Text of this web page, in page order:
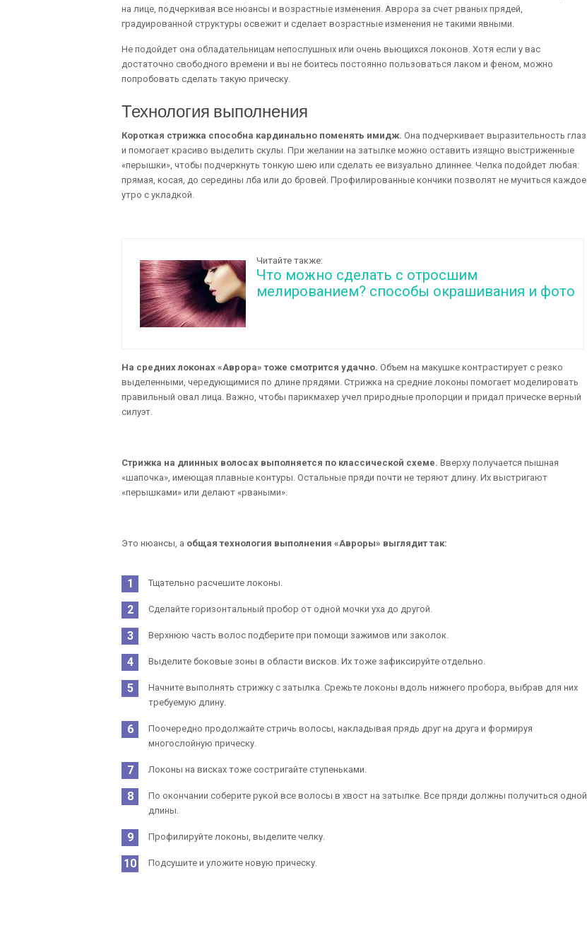
на лице, подчеркивая все нюансы и возрастные изменения. Аврора за счет рваных прядей,
градуированной структуры освежит и сделает возрастные изменения не такими явными.
Не подойдет она обладательницам непослушных или очень вьющихся локонов. Хотя если у вас
достаточно свободного времени и вы не боитесь постоянно пользоваться лаком и феном, можно
попробовать сделать такую прическу.
Технология выполнения
Короткая стрижка способна кардинально поменять имидж. Она подчеркивает выразительность глаз
и помогает красиво выделить скулы. При желании на затылке можно оставить изящно выстриженные
«перышки», чтобы подчеркнуть тонкую шею или сделать ее визуально длиннее. Челка подойдет любая:
прямая, косая, до середины лба или до бровей. Профилированные кончики позволят не мучиться каждое
утро с укладкой.
Читайте также:
Что можно сделать с отросшим
мелированием? способы окрашивания и фото
На средних локонах «Аврора» тоже смотрится удачно. Объем на макушке контрастирует с резко
выделенными, чередующимися по длине прядями. Стрижка на средние локоны помогает моделировать
правильный овал лица. Важно, чтобы парикмахер учел природные пропорции и придал прическе верный
силуэт.
Стрижка на длинных волосах выполняется по классической схеме. Вверху получается пышная
«шапочка», имеющая плавные контуры. Остальные пряди почти не теряют длину. Их выстригают
«перышками» или делают «рваными».
Это нюансы, а общая технология выполнения «Авроры» выглядит так:
Тщательно расчешите локоны.
Сделайте горизонтальный пробор от одной мочки уха до другой.
Верхнюю часть волос подберите при помощи зажимов или заколок.
Выделите боковые зоны в области висков. Их тоже зафиксируйте отдельно.
Начните выполнять стрижку с затылка. Срежьте локоны вдоль нижнего пробора, выбрав для них
требуемую длину.
Поочередно продолжайте стричь волосы, накладывая прядь друг на друга и формируя
многослойную прическу.
Локоны на висках тоже состригайте ступеньками.
По окончании соберите рукой все волосы в хвост на затылке. Все пряди должны получиться одной
длины.
Профилируйте локоны, выделите челку.
Подсушите и уложите новую прическу.